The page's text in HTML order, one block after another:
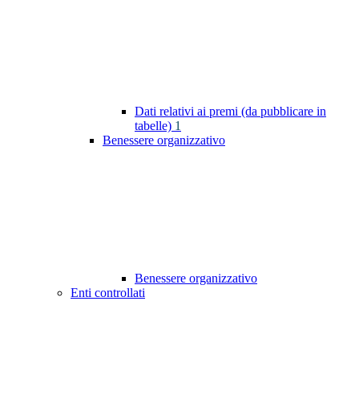
Dati relativi ai premi (da pubblicare in
tabelle) 1
Benessere organizzativo
Benessere organizzativo
Enti controllati